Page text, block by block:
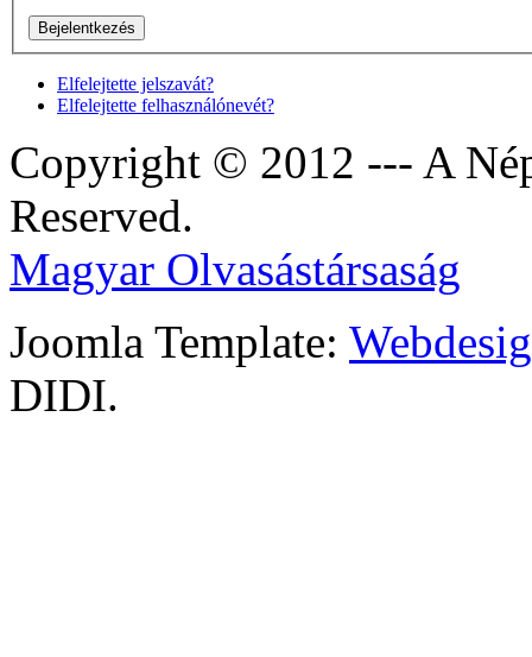
Elfelejtette jelszavát?
Elfelejtette felhasználónevét?
Copyright © 2012 --- A
Reserved.
Magyar Olvasástársaság
Joomla Template:
DIDI.